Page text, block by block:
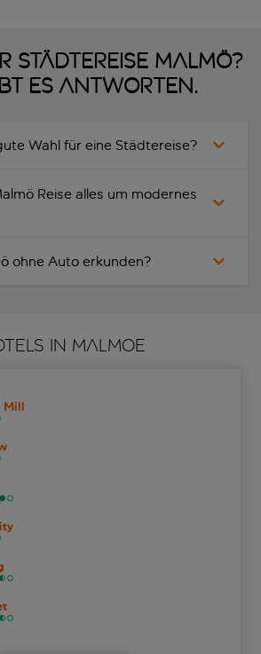
Städtereise Malmö?
es Antworten.
Wahl für eine Städtereise?
Reise alles um modernes
ohne Auto erkunden?
IN MALMOE
Mill